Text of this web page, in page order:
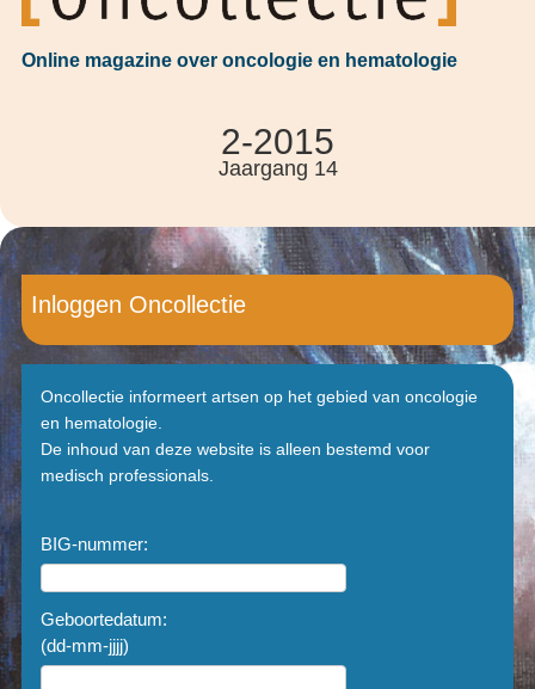
Online magazine over oncologie en hematologie
2-2015
Jaargang 14
Inloggen Oncollectie
Oncollectie informeert artsen op het gebied van oncologie
en hematologie.
De inhoud van deze website is alleen bestemd voor
medisch professionals.
BIG-nummer:
Geboortedatum:
(dd-mm-jjjj)